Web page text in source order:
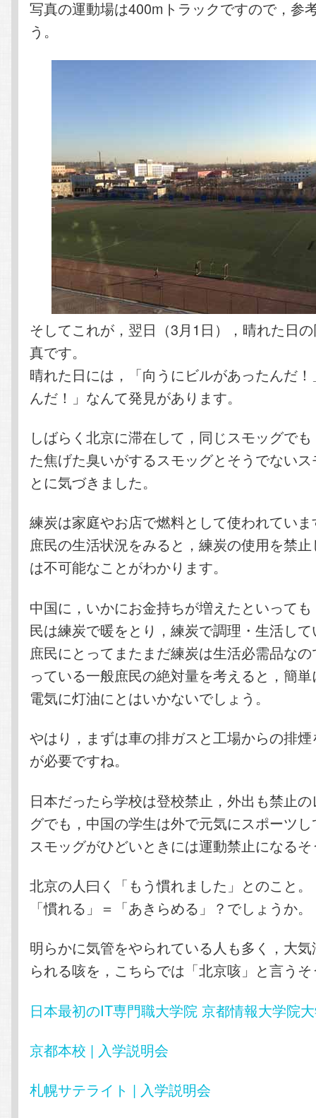
写真の運動場は400mトラックですので，参
う。
そしてこれが，翌日（3月1日），晴れた日
真です。
晴れた日には，「向うにビルがあったんだ
んだ！」なんて発見があります。
しばらく北京に滞在して，同じスモッグで
た焦げた臭いがするスモッグとそうでない
とに気づきました。
練炭は家庭やお店で燃料として使われていま
庶民の生活状況をみると，練炭の使用を禁
は不可能なことがわかります。
中国に，いかにお金持ちが増えたといって
民は練炭で暖をとり，練炭で調理・生活し
庶民にとってまたまだ練炭は生活必需品な
っている一般庶民の絶対量を考えると，簡
電気に灯油にとはいかないでしょう。
やはり，まずは車の排ガスと工場からの排
が必要ですね。
日本だったら学校は登校禁止，外出も禁止
グでも，中国の学生は外で元気にスポーツ
スモッグがひどいときには運動禁止になる
北京の人曰く「もう慣れました」とのこと。
「慣れる」＝「あきらめる」？でしょうか。
明らかに気管をやられている人も多く，大
られる咳を，こちらでは「北京咳」と言う
日本最初のIT専門職大学院 京都情報大学院
京都本校 | 入学説明会
札幌サテライト | 入学説明会